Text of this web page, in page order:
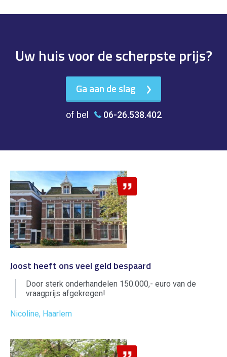
Uw huis voor de scherpste prijs?
Ga aan de slag
of bel 06-26.538.402
Joost heeft ons veel geld bespaard
Door sterk onderhandelen 150.000,- euro van de
vraagprijs afgekregen!
Nicoline, Haarlem